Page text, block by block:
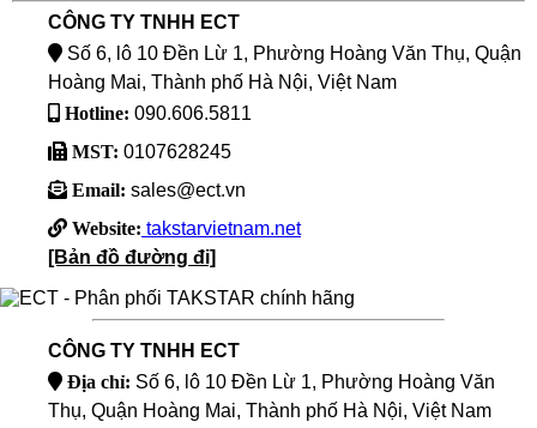
CÔNG TY TNHH ECT
Số 6, lô 10 Đền Lừ 1, Phường Hoàng Văn Thụ, Quận
Hoàng Mai, Thành phố Hà Nội, Việt Nam
Hotline: 090.606.5811
MST: 0107628245
Email: sales@ect.vn
Website: takstarvietnam.net
[Bản đồ đường đi]
CÔNG TY TNHH ECT
Địa chỉ: Số 6, lô 10 Đền Lừ 1, Phường Hoàng Văn
Thụ, Quận Hoàng Mai, Thành phố Hà Nội, Việt Nam